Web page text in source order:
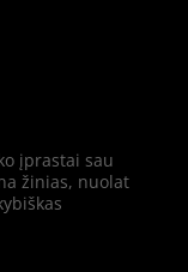
įprastai sau
žinias, nuolat